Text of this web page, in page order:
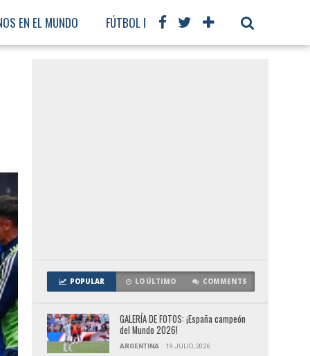
EN EL MUNDO FÚTBOL INTERNACIONAL
POPULAR LO ÚLTIMO COMMENTS
GALERÍA DE FOTOS: ¡España campeón
del Mundo 2026!
ARGENTINA 19 JULIO, 2026